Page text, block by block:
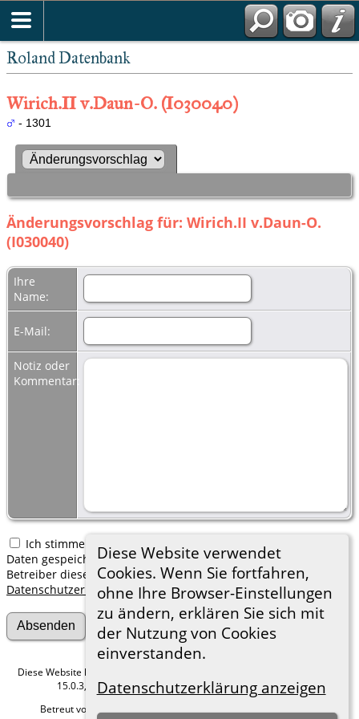
Roland Datenbank
Diese Website verwendet
Cookies. Wenn Sie fortfahren,
ohne Ihre Browser-Einstellungen
zu ändern, erklären Sie sich mit
der Nutzung von Cookies
einverstanden.
Datenschutzerklärung anzeigen
Wirich.II v.Daun-O. (I030040)
- 1301
Änderungsvorschlag für: Wirich.II v.Daun-O.
(I030040)
Ihre
Name:
E-Mail:
Notiz oder
Kommentar:
Ich stimme zu, dass meine hier erfassten persönlichen
Daten gespeichert werden. Ich verstehe, dass ich jederzeit den
Betreiber dieser Website bitten kann, diese Daten zu löschen.
Datenschutzerklärung
Diese Website läuft mit
15.0.3, programmiert von Darrin Lythgoe © 2001-2026.
Betreut von